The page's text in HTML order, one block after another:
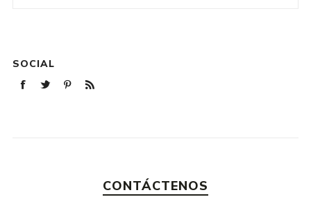
SOCIAL
CONTÁCTENOS